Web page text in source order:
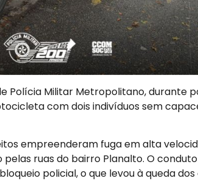
Polícia Militar Metropolitano, durante
com dois indivíduos sem
empreenderam fuga em alta
ruas do bairro Planalto. O
policial, o que levou à queda